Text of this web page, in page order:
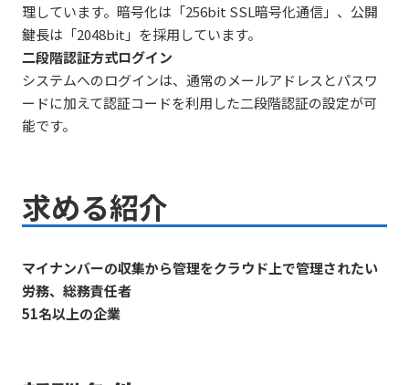
理しています。暗号化は「256bit SSL暗号化通信」、公開
鍵長は「2048bit」を採用しています。
二段階認証方式ログイン
システムへのログインは、通常のメールアドレスとパスワ
ードに加えて認証コードを利用した二段階認証の設定が可
能です。
求める紹介
マイナンバーの収集から管理をクラウド上で管理されたい
労務、総務責任者
51名以上の企業